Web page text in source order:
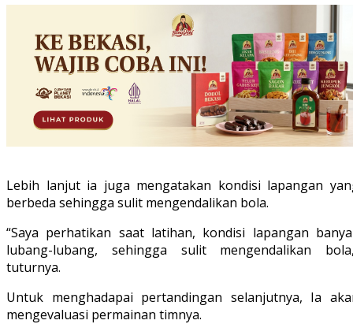
Lebih lanjut ia juga mengatakan kondisi lapangan
berbeda sehingga sulit mengendalikan bola.
“Saya perhatikan saat latihan, kondisi lapangan
lubang-lubang, sehingga sulit mengendalikan
tuturnya.
Untuk menghadapai pertandingan selanjutnya, Ia
mengevaluasi permainan timnya.